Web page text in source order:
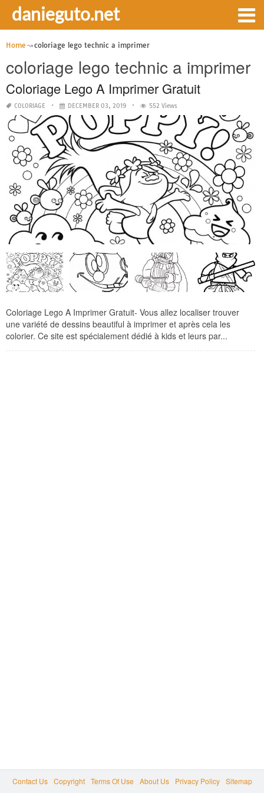
danieguto.net
Home coloriage lego technic a imprimer
coloriage lego technic a imprimer
Coloriage Lego A Imprimer Gratuit
COLORIAGE DECEMBER 03, 2019 552 Views
Coloriage Lego A Imprimer Gratuit- Vous allez localiser trouver
une variété de dessins beautiful à imprimer et après cela les
colorier. Ce site est spécialement dédié à kids et leurs par...
Contact Us Copyright Terms Of Use About Us Privacy Policy
Sitemap